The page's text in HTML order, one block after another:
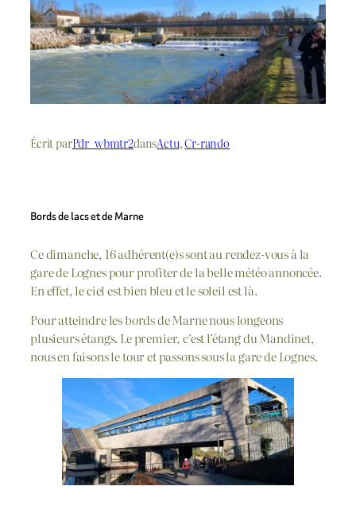
Écrit parPdr_wbmtr2dansActu, Cr-rando
Bords de lacs et de Marne
Ce dimanche, 16 adhérent(e)s sont au rendez-vous à la
gare de Lognes pour profiter de la belle météo annoncée.
En effet, le ciel est bien bleu et le soleil est là.
Pour atteindre les bords de Marne nous longeons
plusieurs étangs. Le premier, c’est l’étang du Mandinet,
nous en faisons le tour et passons sous la gare de Lognes.